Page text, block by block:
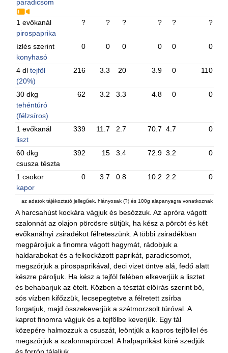
paradicsom
1 evőkanál
pirospaprika
? ? ? ? ? ?
ízlés szerint
konyhasó
0 0 0 0 0 0
4 dltejföl
(20%)
216 3.3 20 3.9 0 110
30 dkg
tehéntúró
(félzsíros)
62 3.2 3.3 4.8 0 0
1 evőkanál
liszt
339 11.7 2.7 70.7 4.7 0
60 dkg
csusza tészta
392 15 3.4 72.9 3.2 0
1 csokor
kapor
0 3.7 0.8 10.2 2.2 0
az adatok tájékoztató jellegűek, hiányosak (?) és 100g alapanyagra vonatkoznak
A harcsahúst kockára vágjuk és besózzuk. Az apróra vágott
szalonnát az olajon pörcösre sütjük, ha kész a pörcöt és két
evőkanálnyi zsiradékot félreteszünk. A többi zsiradékban
megpároljuk a finomra vágott hagymát, rádobjuk a
haldarabokat és a felkockázott paprikát, paradicsomot,
megszórjuk a pirospaprikával, deci vizet öntve alá, fedő alatt
készre pároljuk. Ha kész a tejföl felében elkeverjük a lisztet
és behabarjuk az ételt. Közben a tésztát előírás szerint bő,
sós vízben kifőzzük, lecsepegtetve a félretett zsírba
forgatjuk, majd összekeverjük a szétmorzsolt túróval. A
kaprot finomra vágjuk és a tejfölbe keverjük. Egy tál
közepére halmozzuk a csuszát, leöntjük a kapros tejföllel és
megszórjuk a szalonnapörccel. A halpaprikást köré szedjük